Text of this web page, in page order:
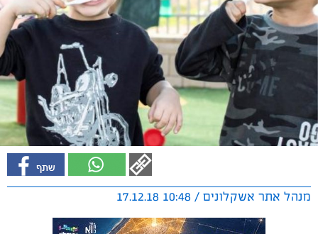
מנהל אתר אשקלונים / 10:48 17.12.18